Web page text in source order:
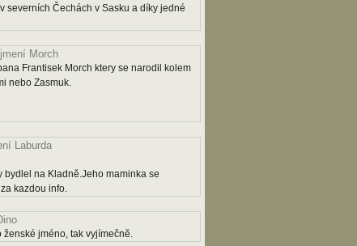
severních Čechách v Sasku a díky jedné
Morch
Frantisek Morch ktery se narodil kolem
nebo Zasmuk.
Laburda
na Kladně.Jeho maminka se
kazdou info.
jméno, tak vyjímečně.